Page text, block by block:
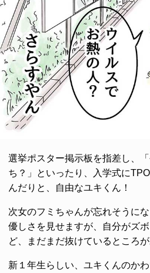
選挙ポスター掲示板を指差し、
ち？」といったり、入学式に
んだりと、自由なユキくん！
次女のフミちゃんが忘れそうに
優しさを見せますが、自分がズ
ど、まだまだ抜けているところが
新１年生らしい、ユキくんのか